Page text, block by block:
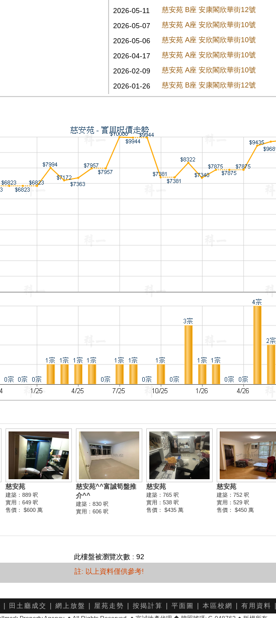
2026-05-11
慈安苑 B座 安康閣欣華街12號
2026-05-07
慈安苑 A座 安欣閣欣華街10號
2026-05-06
慈安苑 A座 安欣閣欣華街10號
2026-04-17
慈安苑 A座 安欣閣欣華街10號
2026-02-09
慈安苑 A座 安欣閣欣華街10號
2026-01-26
慈安苑 B座 安康閣欣華街12號
此樓盤被瀏覽次數 : 92
註: 以上資料僅供參考!
田土廳成交 網上放盤 屋苑走勢 按揭計算 平面圖 本區校網 有用資料